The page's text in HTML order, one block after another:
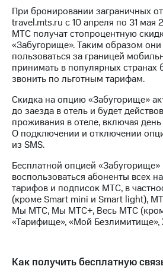
Семейная
группа
Заказать
SIM-
карту
Оформить
eSIM
для
иностранцев
Оформить
чистый
номер
номер
Тарифы
RED,
РИИЛ
и МТС
Супер
дешевле
при
оплате
с карты
МТС
Деньги
Выберите
и подключите
ТВ
с выгодным
тарифом
для дома
При бронировании заграничных
travel.mts.ru с 10 апреля по 31 мая
МТС получат стопроцентную
«Забугорище». Таким образом они
пользоваться за границей
принимать в популярных странах
звонить по льготным тарифам.
Скидка на опцию «Забугорище»
до заезда в отель и будет
проживания в отеле, включая
О подключении и отключении
из SMS.
Бесплатной опцией «Забугорище»
воспользоваться абоненты всех
тарифов и подписок МТС, в
(кроме Smart mini и Smart light),
Мы МТС, Мы МТС+, Весь МТС
«Тарифище», «Мой Безлимитище»,
Как получить бесплатную